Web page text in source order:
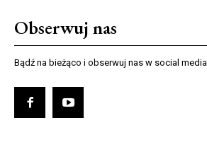
Obserwuj nas
Bądź na bieżąco i obserwuj nas w social media